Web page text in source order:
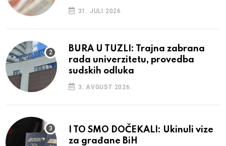
31. JULI 2026.
BURA U TUZLI: Trajna zabrana
rada univerzitetu, provedba
sudskih odluka
3. AVGUST 2026.
I TO SMO DOČEKALI: Ukinuli vize
za građane BiH